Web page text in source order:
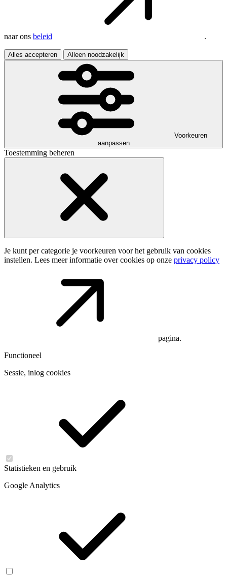
naar ons beleid .
Alles accepteren Alleen noodzakelijk
Voorkeuren
aanpassen
Toestemming beheren
Je kunt per categorie je voorkeuren voor het gebruik van cookies
instellen. Lees meer informatie over cookies op onze privacy policy
pagina.
Functioneel
Sessie, inlog cookies
Statistieken en gebruik
Google Analytics